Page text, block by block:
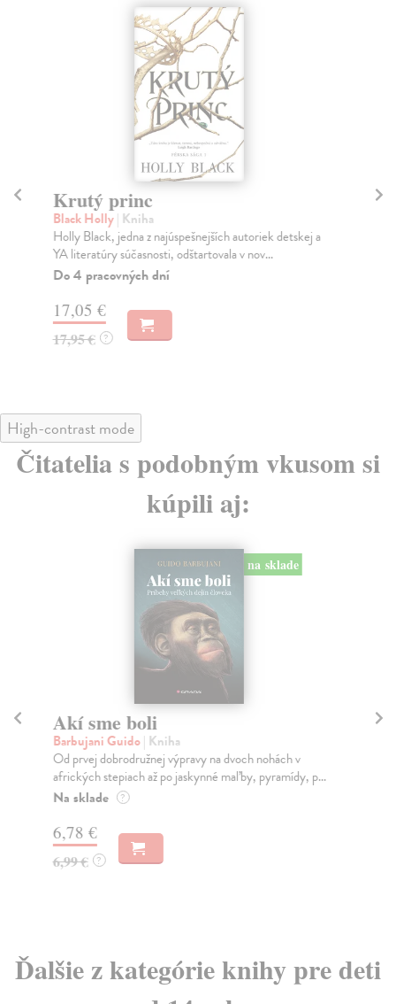
Krutý princ
Black Holly| Kniha
Holly Black, jedna z najúspešnejších autoriek detskej a
YA literatúry súčasnosti, odštartovala v nov...
Do 4 pracovných dní
17,05 €
17,95 € ?
High-contrast mode
Čitatelia s podobným vkusom si
kúpili aj:
na sklade
Akí sme boli
Barbujani Guido| Kniha
Od prvej dobrodružnej výpravy na dvoch nohách v
afrických stepiach až po jaskynné maľby, pyramídy, p...
Na sklade ?
6,78 €
6,99 € ?
Ďalšie z kategórie knihy pre deti